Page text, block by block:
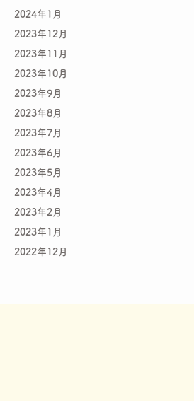
2024年1月
2023年12月
2023年11月
2023年10月
2023年9月
2023年8月
2023年7月
2023年6月
2023年5月
2023年4月
2023年2月
2023年1月
2022年12月